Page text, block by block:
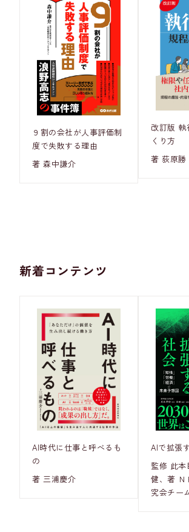
９割の会社が人事評価制
度で失敗する理由
著 森中謙介
改訂版 執
くり方
著 荻原勝
新着コンテンツ
AI時代に仕事と呼べるも
の
著 三浦慶介
AIで拡張
監修 此本
健、著 Ｎ
究会チー